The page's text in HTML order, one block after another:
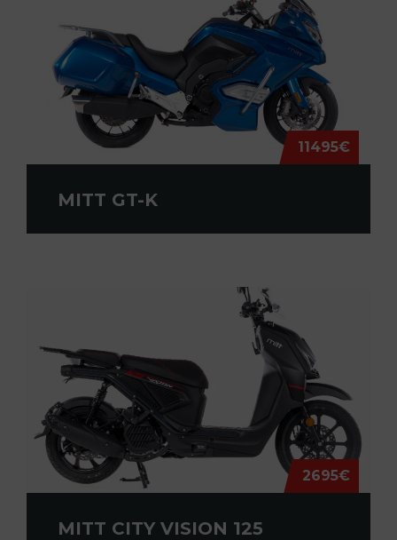
11495€
MITT GT-K
2695€
MITT CITY VISION 125